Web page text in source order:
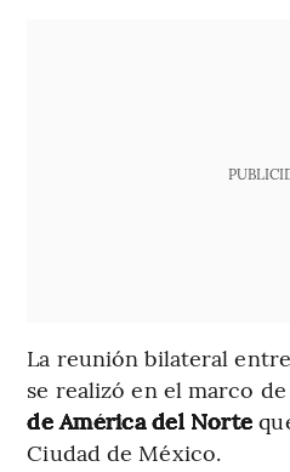
La reunión bilateral
se realizó en el marco
de América del Norte
Ciudad de México.